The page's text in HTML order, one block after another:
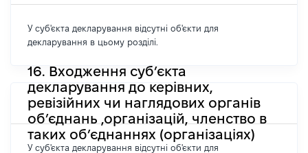
У суб'єкта декларування відсутні об'єкти для
декларування в цьому розділі.
16. Входження суб’єкта
декларування до керівних,
ревізійних чи наглядових органів
об’єднань ,організацій, членство в
таких об’єднаннях (організаціях)
У суб'єкта декларування відсутні об'єкти для